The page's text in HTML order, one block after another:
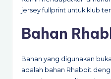
jersey fullprint untuk klub
Bahan
Bahan yang digunakan
adalah bahan Rhabbit